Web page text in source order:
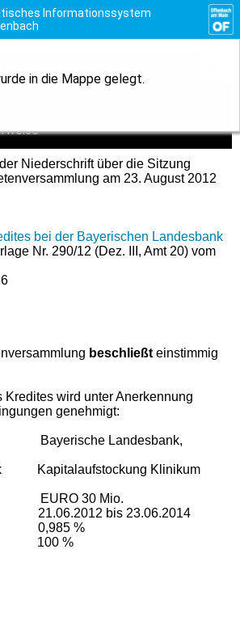
Informationssystem
in die Mappe gelegt.
Niederschrift über die Sitzung
am 23. August 2012
bei der Bayerischen Landesbank
Nr. 290/12 (Dez. III, Amt 20) vom
beschließt einstimmig
Kredites wird unter Anerkennung
genehmigt:
Landesbank,
Kapitalaufstockung Klinikum
30 Mio.
bis 23.06.2014
%
100 %